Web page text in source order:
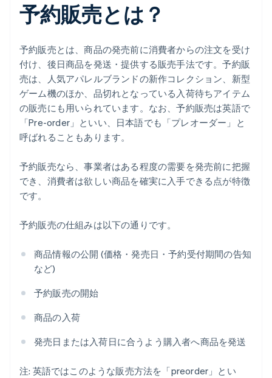
予約販売とは？
予約販売とは、商品の発売前に消費者からの注文を受け
付け、後日商品を発送・提供する販売手法です。予約販
売は、人気アパレルブランドの新作コレクション、新型
ゲーム機のほか、品切れとなっている入荷待ちアイテム
の販売にも用いられています。なお、予約販売は英語で
「Pre-order」といい、日本語でも「プレオーダー」と
呼ばれることもあります。
予約販売なら、事業者はある程度の需要を発売前に把握
でき、消費者は欲しい商品を確実に入手できる点が特徴
です。
予約販売の仕組みは以下の通りです。
商品情報の公開 (価格・発売日・予約受付期間の告知
など)
予約販売の開始
商品の入荷
発売日または入荷日に合うよう購入者へ商品を発送
注: 英語ではこのような販売方法を「preorder」とい